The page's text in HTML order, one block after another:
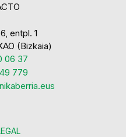
entpl. 1
(Bizkaia)
06 37
779